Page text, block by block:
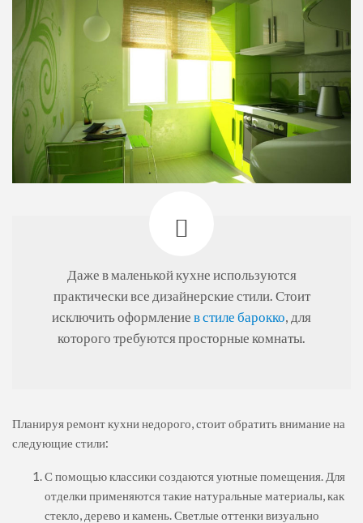
Даже в маленькой кухне используются
практически все дизайнерские стили. Стоит
исключить оформление в стиле барокко, для
которого требуются просторные комнаты.
Планируя ремонт кухни недорого, стоит обратить внимание на
следующие стили:
С помощью классики создаются уютные помещения. Для
отделки применяются такие натуральные материалы, как
стекло, дерево и камень. Светлые оттенки визуально